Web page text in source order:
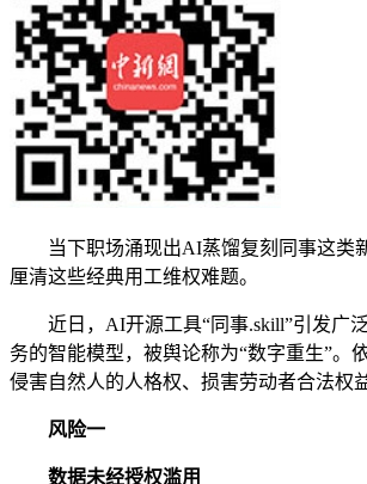
当下职场涌现出AI蒸馏复刻同事这类新
厘清这些经典用工维权难题。
近日，AI开源工具“同事.skill”引发广泛
务的智能模型，被舆论称为“数字重生”。
侵害自然人的人格权、损害劳动者合法权
风险一
数据未经授权滥用